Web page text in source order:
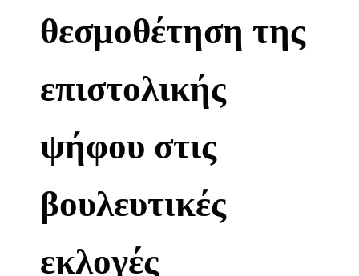
θεσμοθέτηση της
επιστολικής
ψήφου στις
βουλευτικές
εκλογές